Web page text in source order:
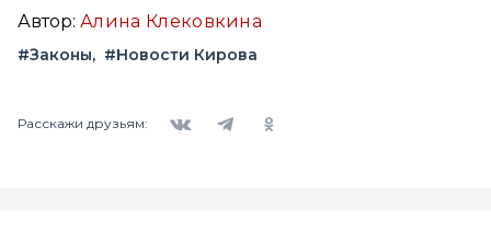
Автор: Алина Клековкина
#Законы #Новости Кирова
Расскажи друзьям: